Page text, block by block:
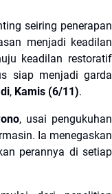
seiring penerapan
menjadi keadilan
keadilan restoratif
siap menjadi garda
, Kamis (6/11).
, usai pengukuhan
Ia menegaskan
perannya di setiap